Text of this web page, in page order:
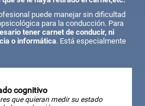
puede manejar sin dificultad
para la conducción. Para
tener carnet de conducir, ni
o informática. Está especialmente
cognitivo
que quieran medir su estado